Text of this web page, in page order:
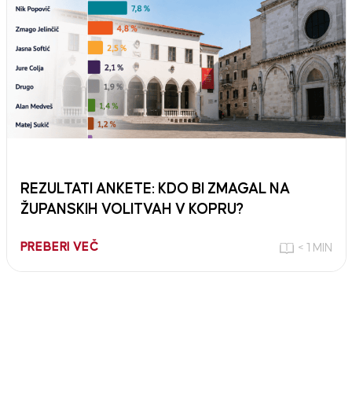
REZULTATI ANKETE: KDO BI ZMAGAL NA
ŽUPANSKIH VOLITVAH V KOPRU?
PREBERI VEČ < 1 MIN